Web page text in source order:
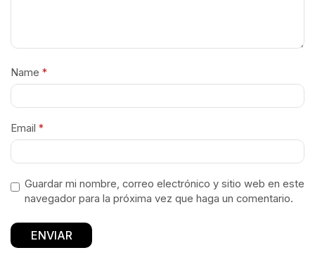
Name *
Email *
Guardar mi nombre, correo electrónico y sitio web en este
navegador para la próxima vez que haga un comentario.